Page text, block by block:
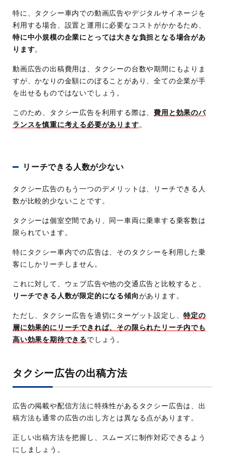
特に、タクシー車内での動画広告やデジタルサイネージを
利用する場合、設置と運用に必要なコストがかかるため、
特に中小規模の企業にとっては大きな負担となる場合があ
ります。
動画広告の出稿費用は、タクシーの台数や期間にもよりま
すが、かなりの金額にのぼることがあり、全ての企業が手
を出せるものではないでしょう。
このため、タクシー広告を利用する際は、費用と効果のバ
ランスを慎重に考える必要があります 。
リーチできる人数が少ない
タクシー広告のもう一つのデメリットは、リーチできる人
数が比較的少ないことです。
タクシーは個室空間であり、同一車両に乗車する乗客数は
限られています。
特にタクシー車内での広告は、そのタクシーを利用した乗
客にしかリーチしません。
これに対して、ウェブ広告や他の交通広告と比較すると、
リーチできる人数が限定的になる傾向があります。
ただし、タクシー広告を適切にターゲット設定し、特定の
層に効果的にリーチできれば、その限られたリーチ内でも
高い効果を期待できる でしょう。
タクシー広告の出稿方法
広告の掲載や配信方法に特殊性があるタクシー広告は、出
稿方法も通常の広告の出し方とは異なる点があります。
正しい出稿方法を把握し、スムーズに制作対応できるよう
にしましょう。